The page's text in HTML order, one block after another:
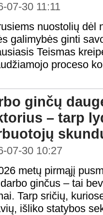
07-30 11:11
nuostolių dėl
galimybės ginti
Teismas
proceso
ginčų
– tarp
07-30 10:27
metų pirmąjį
ginčus – tai
Tarp sričių,
išliko statybos